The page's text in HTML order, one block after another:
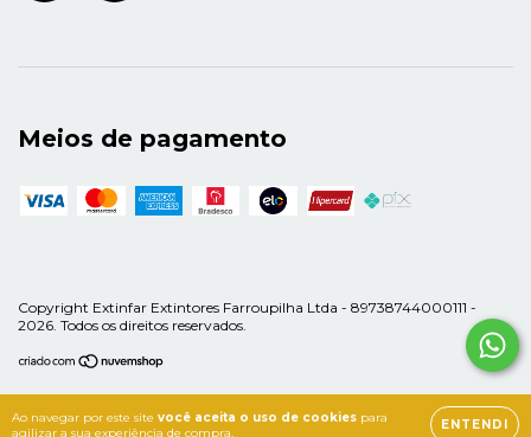
Ao navegar por este site você aceita o uso de cookies para
agilizar a sua experiência de compra.
ENTENDI
Meios de pagamento
Copyright Extinfar Extintores Farroupilha Ltda - 89738744000111 -
2026. Todos os direitos reservados.